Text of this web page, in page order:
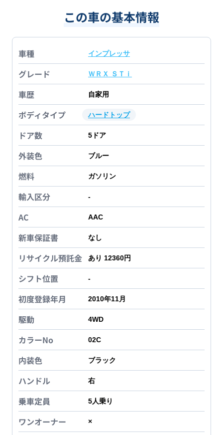
この車の基本情報
車種 インプレッサ
グレード ＷＲＸ ＳＴｉ
車歴 自家用
ボディタイプ ハードトップ
ドア数 5 ドア
外装色 ブルー
燃料 ガソリン
輸入区分 -
AC AAC
新車保証書 なし
リサイクル預託金 あり 12360円
シフト位置 -
初度登録年月 2010年11月
駆動 4WD
カラーNo 02C
内装色 ブラック
ハンドル 右
乗車定員 5人乗り
ワンオーナー ×